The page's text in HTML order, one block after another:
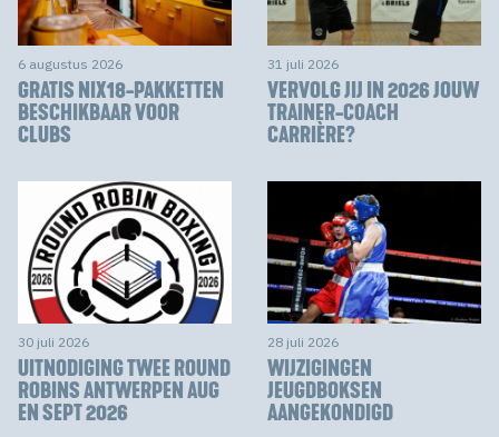
6 augustus 2026
GRATIS NIX18-PAKKETTEN
BESCHIKBAAR VOOR
CLUBS
31 juli 2026
VERVOLG JIJ IN 2026 JOUW
TRAINER-COACH
CARRIÈRE?
30 juli 2026
UITNODIGING TWEE ROUND
ROBINS ANTWERPEN AUG
EN SEPT 2026
28 juli 2026
WIJZIGINGEN
JEUGDBOKSEN
AANGEKONDIGD